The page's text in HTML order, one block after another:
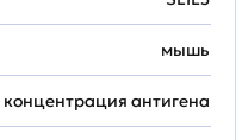
мышь
антигена